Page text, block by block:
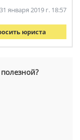
31 января 2019 г. 18:57
юриста